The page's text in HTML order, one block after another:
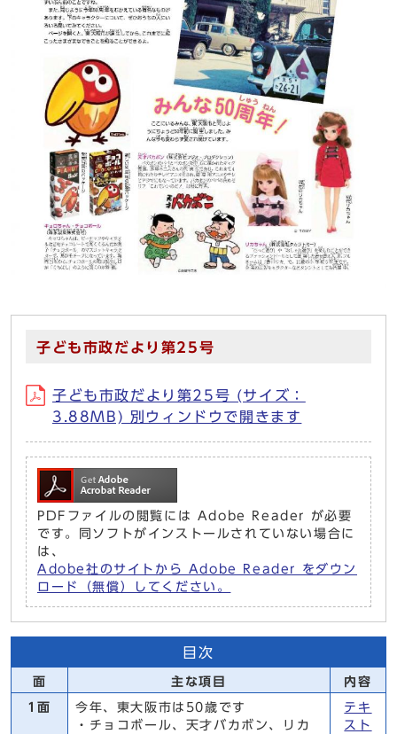
子ども市政だより第25号
子ども市政だより第25号 (サイズ：
3.88MB) 別ウィンドウで開きます
PDFファイルの閲覧には Adobe Reader が必要
です。同ソフトがインストールされていない場合に
は、
Adobe社のサイトから Adobe Reader をダウン
ロード（無償）してください。
目次
面 主な項目 内容
1面
今年、東大阪市は50歳です
・チョコボール、天才バカボン、リカ
テキ
スト